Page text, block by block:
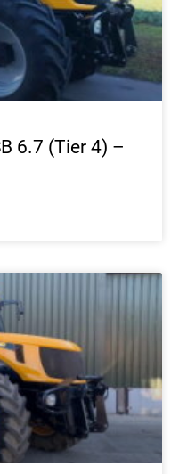
6.7 (Tier 4) –